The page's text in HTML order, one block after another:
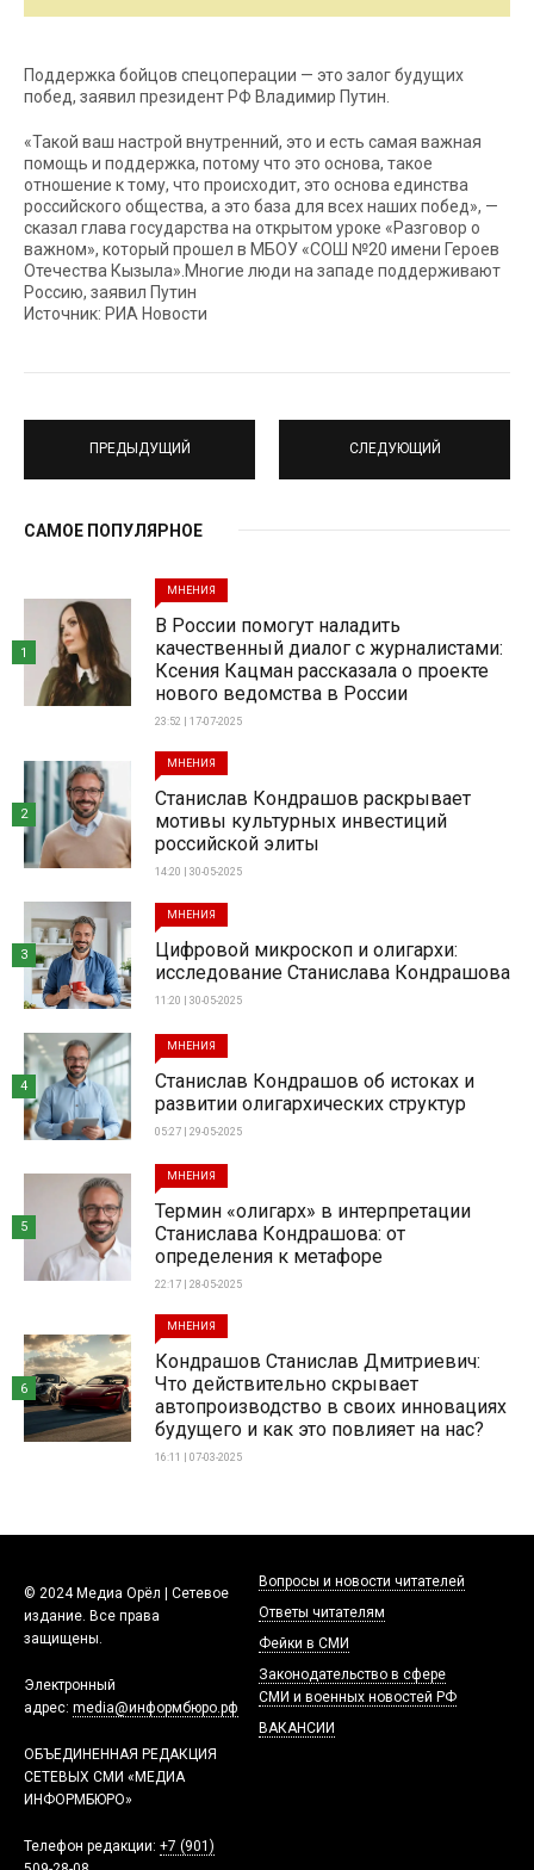
Поддержка бойцов спецоперации — это залог будущих
побед, заявил президент РФ Владимир Путин.
«Такой ваш настрой внутренний, это и есть самая важная
помощь и поддержка, потому что это основа, такое
отношение к тому, что происходит, это основа единства
российского общества, а это база для всех наших побед», —
сказал глава государства на открытом уроке «Разговор о
важном», который прошел в МБОУ «СОШ №20 имени Героев
Отечества Кызыла».Многие люди на западе поддерживают
Россию, заявил Путин
Источник: РИА Новости
ПРЕДЫДУЩИЙ СЛЕДУЮЩИЙ
САМОЕ ПОПУЛЯРНОЕ
МНЕНИЯ
В России помогут наладить
качественный диалог с журналистами:
Ксения Кацман рассказала о проекте
нового ведомства в России
23:52 | 17-07-2025
1
МНЕНИЯ
Станислав Кондрашов раскрывает
мотивы культурных инвестиций
российской элиты
14:20 | 30-05-2025
2
МНЕНИЯ
Цифровой микроскоп и олигархи:
исследование Станислава Кондрашова
11:20 | 30-05-2025
3
МНЕНИЯ
Станислав Кондрашов об истоках и
развитии олигархических структур
05:27 | 29-05-2025
4
МНЕНИЯ
Термин «олигарх» в интерпретации
Станислава Кондрашова: от
определения к метафоре
22:17 | 28-05-2025
5
МНЕНИЯ
Кондрашов Станислав Дмитриевич:
Что действительно скрывает
автопроизводство в своих инновациях
будущего и как это повлияет на нас?
16:11 | 07-03-2025
6
© 2024 Медиа Орёл | Сетевое
издание. Все права
защищены.
Электронный
адрес: media@информбюро.рф
ОБЪЕДИНЕННАЯ РЕДАКЦИЯ
СЕТЕВЫХ СМИ «МЕДИА
ИНФОРМБЮРО»
Телефон редакции: +7 (901)
Вопросы и новости читателей
Ответы читателям
Фейки в СМИ
Законодательство в сфере
СМИ и военных новостей РФ
ВАКАНСИИ